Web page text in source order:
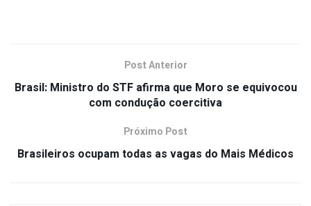
Post Anterior
Brasil: Ministro do STF afirma que Moro se equivocou
com condução coercitiva
Próximo Post
Brasileiros ocupam todas as vagas do Mais Médicos